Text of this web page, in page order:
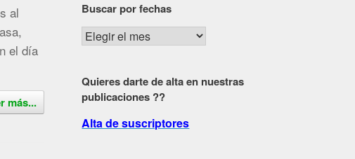
al
el día
más...
dificultad…
Buscar por fechas
Buscar
por
Quieres darte de alta en nuestras
publicaciones ??
Alta de suscriptores